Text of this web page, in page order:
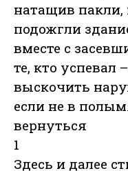
натащив пакли,
подожгли
вместе с
те, кто успевал
выскочить
если не в
вернуться
1
Здесь и далее